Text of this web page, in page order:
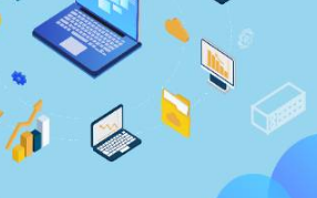
头企业有扩产计划
望形成规模效应
年施行 处方药实行实名制
竞争空间正在收缩